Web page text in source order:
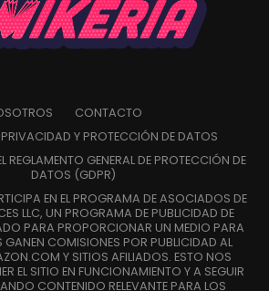
CONTACTO
Y PROTECCIÓN DE DATOS
REGLAMENTO GENERAL DE PROTECCIÓN DE
DATOS (GDPR)
EN EL PROGRAMA DE ASOCIADOS DE
LLC, UN PROGRAMA DE PUBLICIDAD DE
PARA PROPORCIONAR UN MEDIO PARA
GANEN COMISIONES POR PUBLICIDAD AL
Y SITIOS AFILIADOS. ESTO NOS
EL SITIO EN FUNCIONAMIENTO Y A SEGUIR
CONTENIDO RELEVANTE PARA LOS